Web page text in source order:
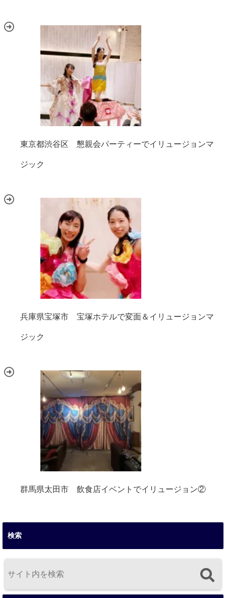
東京都渋谷区 懇親会パーティーでイリュージョンマ
ジック
兵庫県宝塚市 宝塚ホテルで変面＆イリュージョンマ
ジック
群馬県太田市 飲食店イベントでイリュージョン②
検索